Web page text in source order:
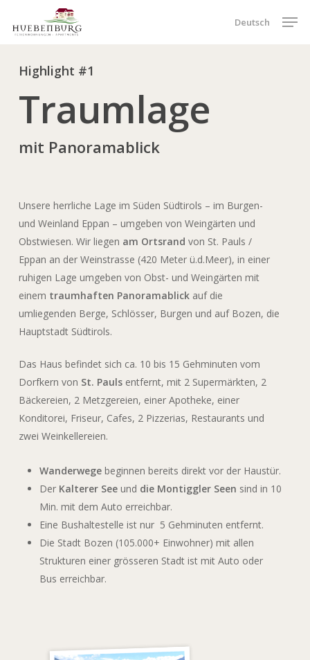
Deutsch
Highlight #1
Traumlage
mit Panoramablick
Unsere herrliche Lage im Süden Südtirols – im Burgen-
und Weinland Eppan – umgeben von Weingärten und
Obstwiesen. Wir liegen am Ortsrand von St. Pauls /
Eppan an der Weinstrasse (420 Meter ü.d.Meer), in einer
ruhigen Lage umgeben von Obst- und Weingärten mit
einem traumhaften Panoramablick auf die
umliegenden Berge, Schlösser, Burgen und auf Bozen, die
Hauptstadt Südtirols.
Das Haus befindet sich ca. 10 bis 15 Gehminuten vom
Dorfkern von St. Paulsentfernt, mit 2 Supermärkten, 2
Bäckereien, 2 Metzgereien, einer Apotheke, einer
Konditorei, Friseur, Cafes, 2 Pizzerias, Restaurants und
zwei Weinkellereien.
Wanderwegebeginnen bereits direkt vor der Haustür.
Der Kalterer See und die Montiggler Seen sind in 10
Min. mit dem Auto erreichbar.
Eine Bushaltestelle ist nur 5 Gehminuten entfernt.
Die Stadt Bozen (105.000+ Einwohner) mit allen
Strukturen einer grösseren Stadt ist mit Auto oder
Bus erreichbar.